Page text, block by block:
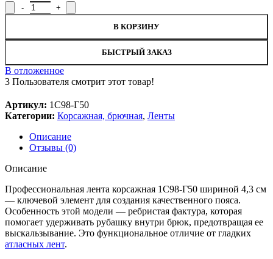
Количество товара Лента корсажная 1С98-Г50, ширина 4,3 см
В КОРЗИНУ
БЫСТРЫЙ ЗАКАЗ
В отложенное
3 Пользователя смотрит этот товар!
Артикул: 1С98-Г50
Категории: Корсажная, брючная, Ленты
Описание
Отзывы (0)
Описание
Профессиональная лента корсажная 1С98-Г50 шириной 4,3 см
— ключевой элемент для создания качественного пояса.
Особенность этой модели — ребристая фактура, которая
помогает удерживать рубашку внутри брюк, предотвращая ее
выскальзывание. Это функциональное отличие от гладких
атласных лент.